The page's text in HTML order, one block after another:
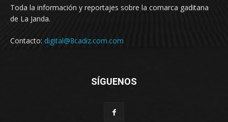
Toda la información y reportajes sobre la comarca gaditana
de La Janda.
Contacto: digital@8cadiz.com.com
SÍGUENOS